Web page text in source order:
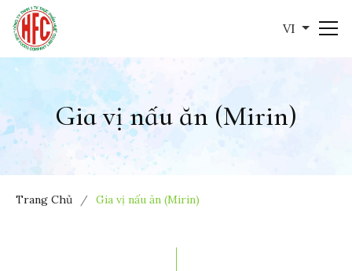
VI
Gia vị nấu ăn (Mirin)
Trang Chủ Gia vị nấu ăn (Mirin)